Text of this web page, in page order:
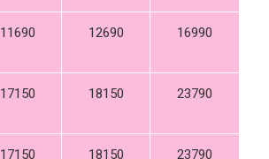
11690 12690 16990
17150 18150 23790
17150 18150 23790